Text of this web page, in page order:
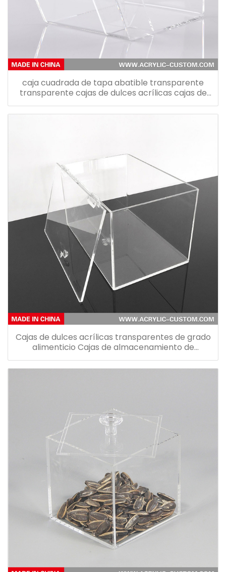
caja cuadrada de tapa abatible transparente
transparente cajas de dulces acrílicas cajas de
almacenamiento de bocadillos de plexiglás para
alimentos
Cajas de dulces acrílicas transparentes de grado
alimenticio Cajas de almacenamiento de
bocadillos con tapa abatible para
supermercados y tiendas